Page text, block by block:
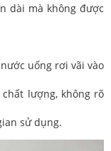
dài mà không được
uống rơi vãi vào
lượng, không rõ
sử dụng.